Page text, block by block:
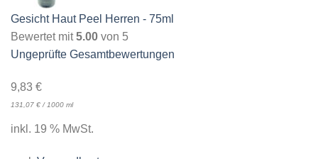
Gesicht Haut Peel Herren - 75ml
Bewertet mit5.00 von 5
Ungeprüfte Gesamtbewertungen
9,83 €
131,07 € / 1000 ml
inkl. 19 % MwSt.